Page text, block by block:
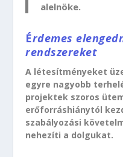
alelnöke.
Érdemes
rendszereket
A létesítményeket
egyre nagyobb
projektek szoros
erőforráshiánytól
szabályozási
nehezíti a dolgukat.